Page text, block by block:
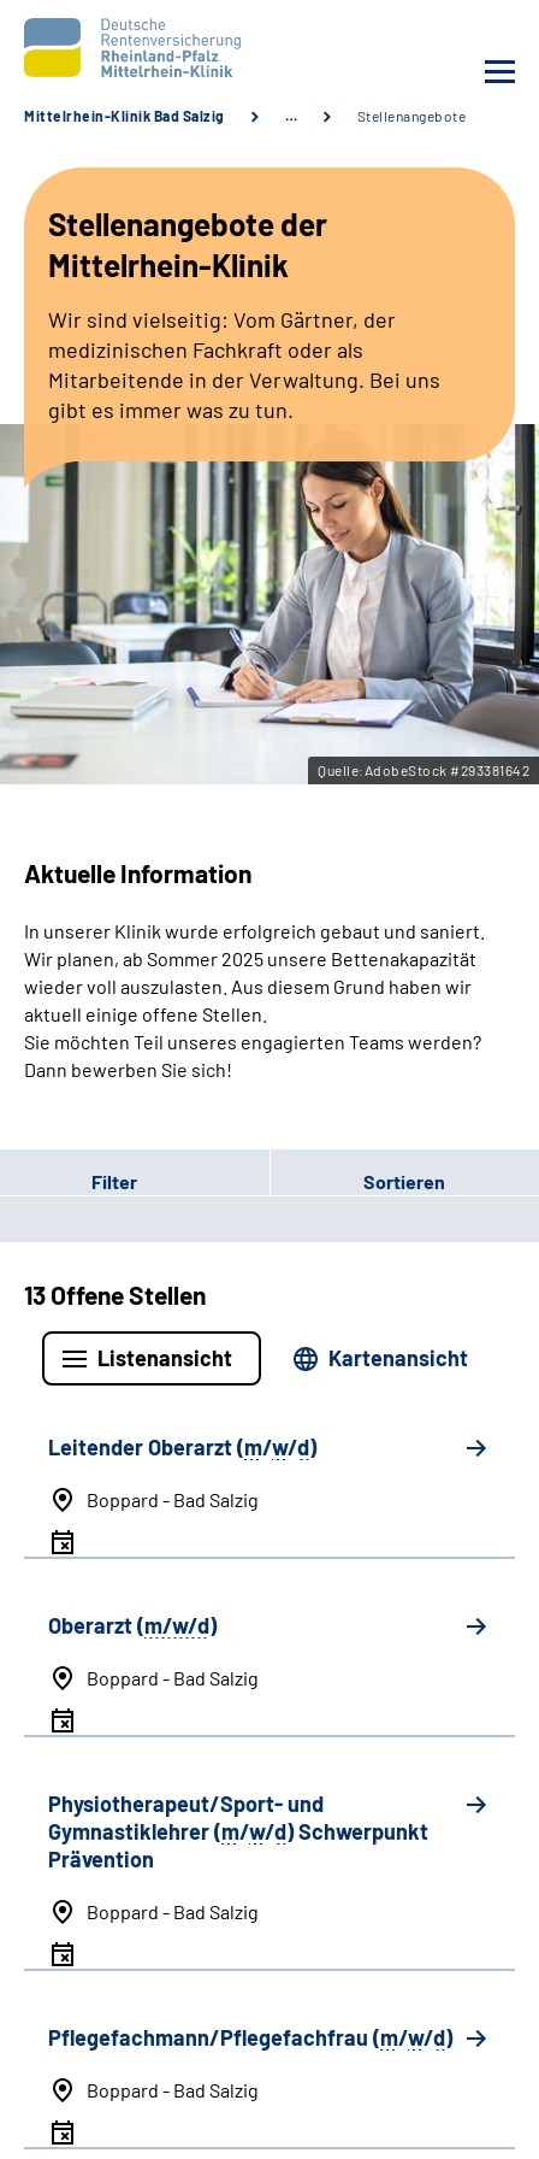
Unsere Angebote
Karriere
Zuweisende &
Leichte Sprache
Gebärdensprache
Mittelrhein-Klinik Bad Salzig … Stellenangebote
Stellenangebote der
Mittelrhein-Klinik
Wir sind vielseitig: Vom Gärtner, der
medizinischen Fachkraft oder als
Mitarbeitende in der Verwaltung. Bei uns
gibt es immer was zu tun.
Quelle:AdobeStock #293381642
Aktuelle Information
In unserer Klinik wurde erfolgreich gebaut und saniert.
Wir planen, ab Sommer 2025 unsere Bettenakapazität
wieder voll auszulasten. Aus diesem Grund haben wir
aktuell einige offene Stellen.
Sie möchten Teil unseres engagierten Teams werden?
Dann bewerben Sie sich!
Filter Sortieren
13 Offene Stellen
Listenansicht Kartenansicht
Leitender Oberarzt (m/w/d)
Boppard - Bad Salzig
Oberarzt (m/w/d)
Boppard - Bad Salzig
Physiotherapeut/Sport- und
Gymnastiklehrer (m/w/d) Schwerpunkt
Prävention
Boppard - Bad Salzig
Pflegefachmann/Pflegefachfrau (m/w/d)
Boppard - Bad Salzig